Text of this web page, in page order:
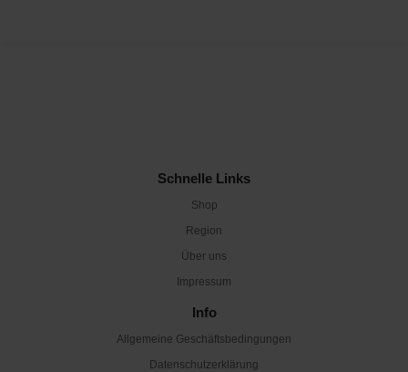
Schnelle Links
Shop
Region
Über uns
Impressum
Info
Allgemeine Geschäftsbedingungen
Datenschutzerklärung